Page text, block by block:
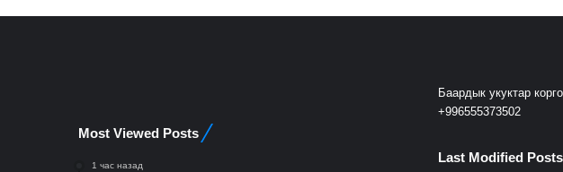
Most Viewed Posts
1 час назад
Баардык укуктар
+996555373502
Last Modified Posts